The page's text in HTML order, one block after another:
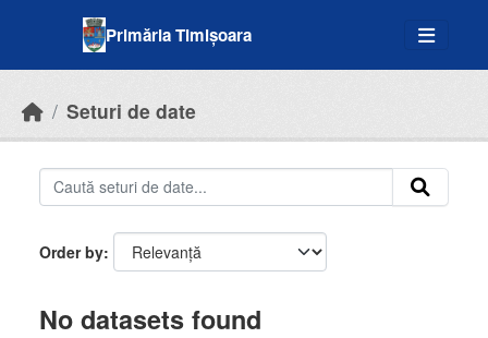
Primăria Timișoara
Seturi de date
Order by
No datasets found